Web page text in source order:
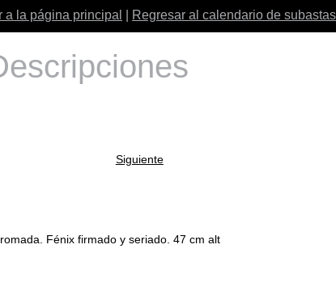
Ir a la página principal Regresar al calendario de subastas
Siguiente
Fénix firmado y seriado. 47 cm alt